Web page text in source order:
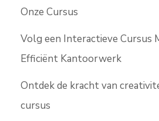
Onze Cursus
Volg een Interactieve Cursus
Efficiënt Kantoorwerk
Ontdek de kracht van
cursus